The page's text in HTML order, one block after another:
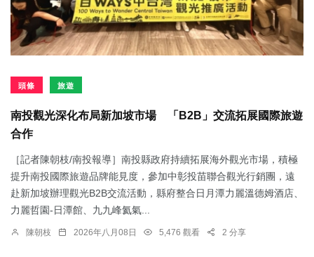
頭條 旅遊
南投觀光深化布局新加坡市場 「B2B」交流拓展國際旅遊
合作
［記者陳朝枝/南投報導］南投縣政府持續拓展海外觀光市場，積極
提升南投國際旅遊品牌能見度，參加中彰投苗聯合觀光行銷團，遠
赴新加坡辦理觀光B2B交流活動，縣府整合日月潭力麗溫德姆酒店、
力麗哲園-日潭館、九九峰氦氣...
陳朝枝 2026年八月08日 5,476 觀看 2 分享